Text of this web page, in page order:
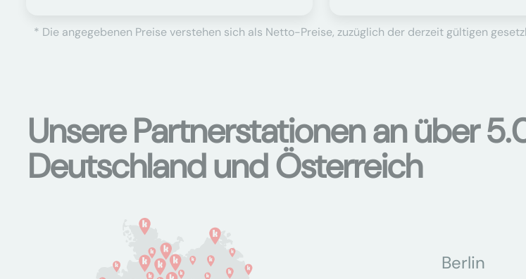
* Die angegebenen Preise verstehen sich als Netto-Preise, zuzüglich der derzeit gültigen
Unsere Partnerstationen an über
Deutschland und Österreich
Berlin